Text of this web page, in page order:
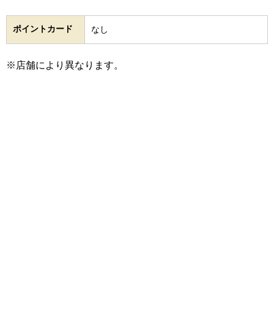
ポイントカード なし
※店舗により異なります。